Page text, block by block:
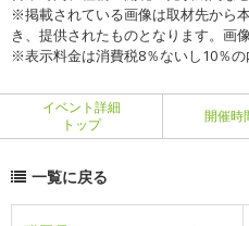
※掲載されている画像は取材先から
き、提供されたものとなります。画
※表示料金は消費税8％ないし10％の
イベント詳細
トップ
開催時
一覧に戻る